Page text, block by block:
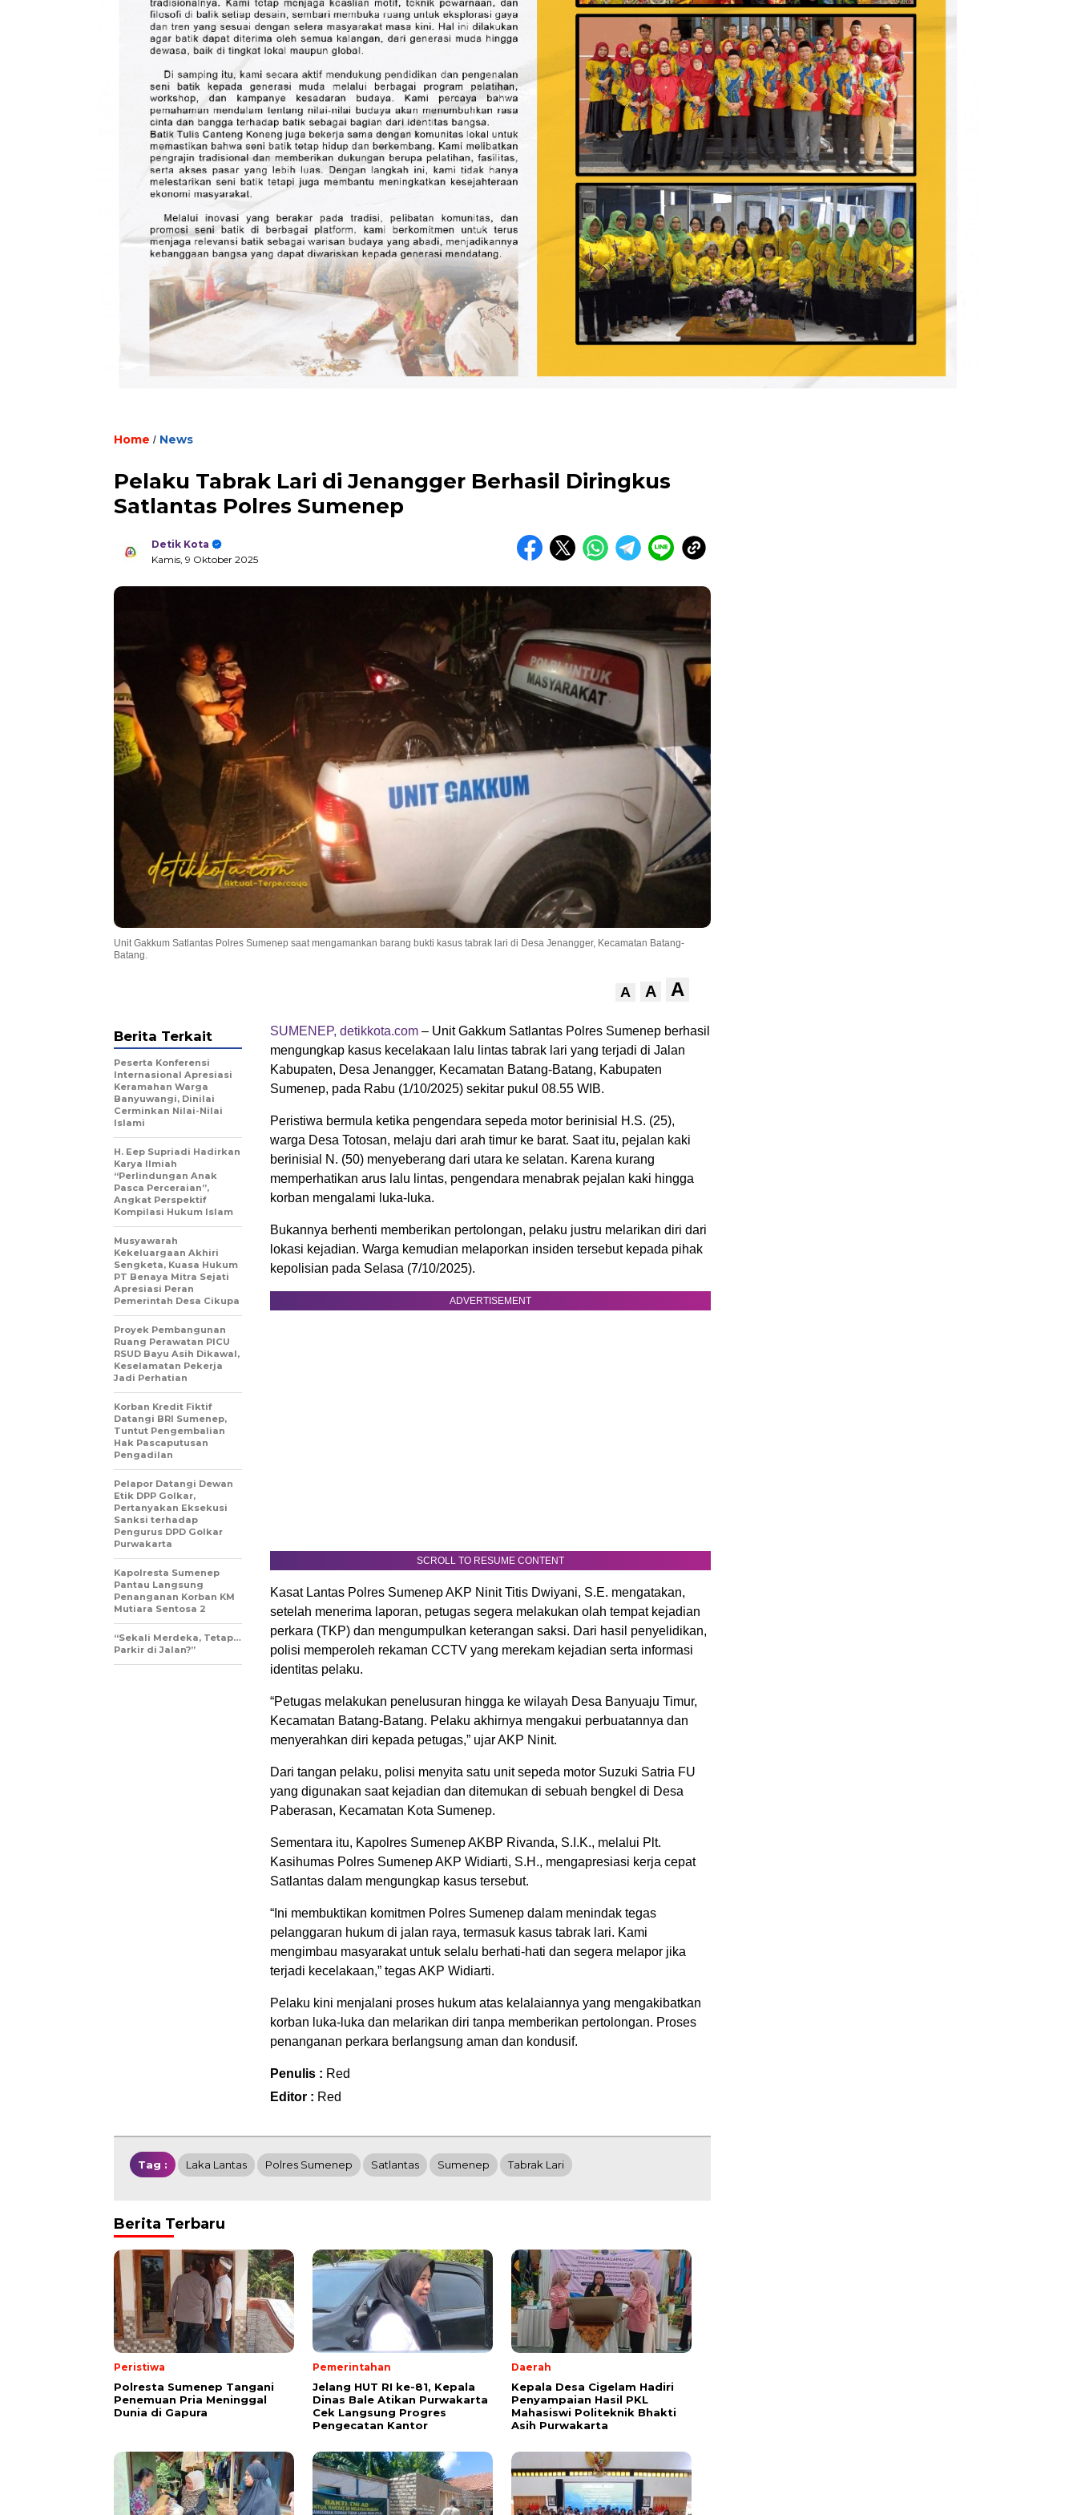
Home / News
Pelaku Tabrak Lari di Jenangger Berhasil Diringkus
Satlantas Polres Sumenep
Detik Kota
Kamis, 9 Oktober 2025
Unit Gakkum Satlantas Polres Sumenep saat mengamankan barang bukti kasus tabrak lari di Desa Jenangger, Kecamatan Batang-
Batang.
A A A
SUMENEP, detikkota.com – Unit Gakkum Satlantas Polres Sumenep berhasil
mengungkap kasus kecelakaan lalu lintas tabrak lari yang terjadi di Jalan
Kabupaten, Desa Jenangger, Kecamatan Batang-Batang, Kabupaten
Sumenep, pada Rabu (1/10/2025) sekitar pukul 08.55 WIB.
Peristiwa bermula ketika pengendara sepeda motor berinisial H.S. (25),
warga Desa Totosan, melaju dari arah timur ke barat. Saat itu, pejalan kaki
berinisial N. (50) menyeberang dari utara ke selatan. Karena kurang
memperhatikan arus lalu lintas, pengendara menabrak pejalan kaki hingga
korban mengalami luka-luka.
Bukannya berhenti memberikan pertolongan, pelaku justru melarikan diri dari
lokasi kejadian. Warga kemudian melaporkan insiden tersebut kepada pihak
kepolisian pada Selasa (7/10/2025).
ADVERTISEMENT
SCROLL TO RESUME CONTENT
Kasat Lantas Polres Sumenep AKP Ninit Titis Dwiyani, S.E. mengatakan,
setelah menerima laporan, petugas segera melakukan olah tempat kejadian
perkara (TKP) dan mengumpulkan keterangan saksi. Dari hasil penyelidikan,
polisi memperoleh rekaman CCTV yang merekam kejadian serta informasi
identitas pelaku.
“Petugas melakukan penelusuran hingga ke wilayah Desa Banyuaju Timur,
Kecamatan Batang-Batang. Pelaku akhirnya mengakui perbuatannya dan
menyerahkan diri kepada petugas,” ujar AKP Ninit.
Dari tangan pelaku, polisi menyita satu unit sepeda motor Suzuki Satria FU
yang digunakan saat kejadian dan ditemukan di sebuah bengkel di Desa
Paberasan, Kecamatan Kota Sumenep.
Sementara itu, Kapolres Sumenep AKBP Rivanda, S.I.K., melalui Plt.
Kasihumas Polres Sumenep AKP Widiarti, S.H., mengapresiasi kerja cepat
Satlantas dalam mengungkap kasus tersebut.
“Ini membuktikan komitmen Polres Sumenep dalam menindak tegas
pelanggaran hukum di jalan raya, termasuk kasus tabrak lari. Kami
mengimbau masyarakat untuk selalu berhati-hati dan segera melapor jika
terjadi kecelakaan,” tegas AKP Widiarti.
Pelaku kini menjalani proses hukum atas kelalaiannya yang mengakibatkan
korban luka-luka dan melarikan diri tanpa memberikan pertolongan. Proses
penanganan perkara berlangsung aman dan kondusif.
Penulis : Red
Editor : Red
Berita Terkait
Peserta Konferensi
Internasional Apresiasi
Keramahan Warga
Banyuwangi, Dinilai
Cerminkan Nilai-Nilai
Islami
H. Eep Supriadi Hadirkan
Karya Ilmiah
“Perlindungan Anak
Pasca Perceraian”,
Angkat Perspektif
Kompilasi Hukum Islam
Musyawarah
Kekeluargaan Akhiri
Sengketa, Kuasa Hukum
PT Benaya Mitra Sejati
Apresiasi Peran
Pemerintah Desa Cikupa
Proyek Pembangunan
Ruang Perawatan PICU
RSUD Bayu Asih Dikawal,
Keselamatan Pekerja
Jadi Perhatian
Korban Kredit Fiktif
Datangi BRI Sumenep,
Tuntut Pengembalian
Hak Pascaputusan
Pengadilan
Pelapor Datangi Dewan
Etik DPP Golkar,
Pertanyakan Eksekusi
Sanksi terhadap
Pengurus DPD Golkar
Purwakarta
Kapolresta Sumenep
Pantau Langsung
Penanganan Korban KM
Mutiara Sentosa 2
“Sekali Merdeka, Tetap…
Parkir di Jalan?”
Tag : Laka Lantas Polres Sumenep Satlantas Sumenep Tabrak Lari
Berita Terbaru
Peristiwa
Polresta Sumenep Tangani
Penemuan Pria Meninggal
Dunia di Gapura
Pemerintahan
Jelang HUT RI ke-81, Kepala
Dinas Bale Atikan Purwakarta
Cek Langsung Progres
Pengecatan Kantor
Daerah
Kepala Desa Cigelam Hadiri
Penyampaian Hasil PKL
Mahasiswi Politeknik Bhakti
Asih Purwakarta